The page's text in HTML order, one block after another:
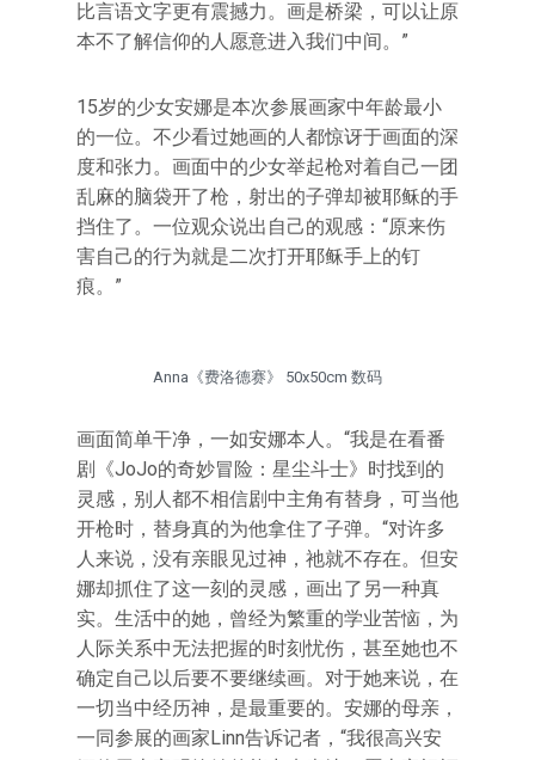
比言语文字更有震撼力。画是桥梁，可以让原
本不了解信仰的人愿意进入我们中间。”
15岁的少女安娜是本次参展画家中年龄最小
的一位。不少看过她画的人都惊讶于画面的深
度和张力。画面中的少女举起枪对着自己一团
乱麻的脑袋开了枪，射出的子弹却被耶稣的手
挡住了。一位观众说出自己的观感：“原来伤
害自己的行为就是二次打开耶稣手上的钉
痕。”
Anna《费洛德赛》 50x50cm 数码
画面简单干净，一如安娜本人。“我是在看番
剧《JoJo的奇妙冒险：星尘斗士》时找到的
灵感，别人都不相信剧中主角有替身，可当他
开枪时，替身真的为他拿住了子弹。“对许多
人来说，没有亲眼见过神，祂就不存在。但安
娜却抓住了这一刻的灵感，画出了另一种真
实。生活中的她，曾经为繁重的学业苦恼，为
人际关系中无法把握的时刻忧伤，甚至她也不
确定自己以后要不要继续画。对于她来说，在
一切当中经历神，是最重要的。安娜的母亲，
一同参展的画家Linn告诉记者，“我很高兴安